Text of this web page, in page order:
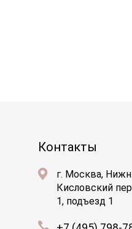
Контакты
г. Москва,
Кисловский
1, подъезд 1